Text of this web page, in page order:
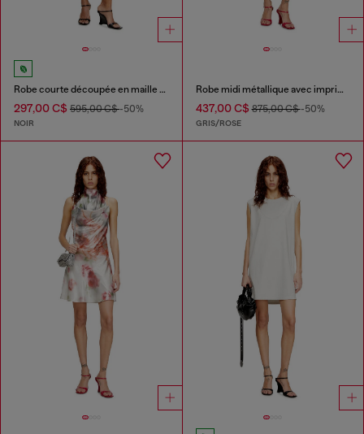
Robe courte découpée en maille de laine côtelée
297,00 C$ 595,00 C$-50%
NOIR
Robe midi métallique avec imprimé rose
437,00 C$875,00 C$-50%
GRIS/ROSE